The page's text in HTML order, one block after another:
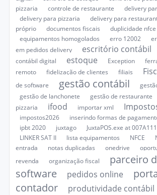
pizzaria
controle de restaurante
delivery
delivery para pizzaria
delivery para
próprio
documentos fiscais duplicidade nfce
equipamentos homogolados
erro 12002
em pedidos delivery
escritório contábil
contábil digital
estoque Exception
remoto
fidelização de clientes filiais
de software
gestão contábil
gestão de lanchonete
gestão de restaurante
pizzaria
ifood importar xml
impostos2026 inserindo formas de
ipbt 2020
juxtago JuxtaPOS.exe at
LINKER SAT II
lista equipamentos NFCE
entrada
notas duplicadas onedrive
revenda
organização fiscal
parceiro
software
pedidos online
contador
produtividade contábil